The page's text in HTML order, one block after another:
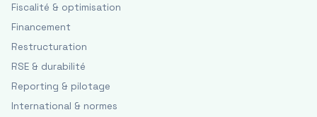
Fiscalité & optimisation
Financement
Restructuration
RSE & durabilité
Reporting & pilotage
International & normes